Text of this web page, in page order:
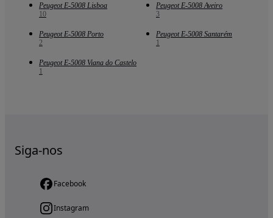
Peugeot E-5008 Lisboa
10
Peugeot E-5008 Aveiro
3
Peugeot E-5008 Porto
2
Peugeot E-5008 Santarém
1
Peugeot E-5008 Viana do Castelo
1
Siga-nos
Facebook
Instagram